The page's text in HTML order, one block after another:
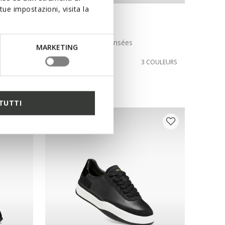
impostazioni, visita la
MARKETING
Chaussures compensées
CHF160,00
3 COULEURS